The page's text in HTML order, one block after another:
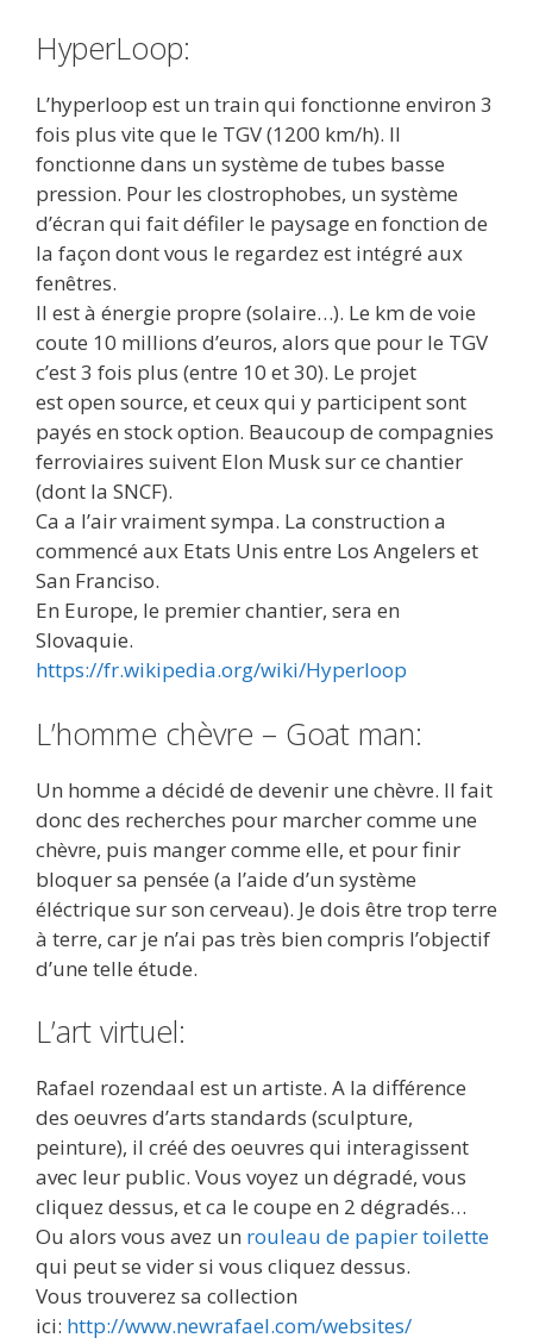
HyperLoop:
L’hyperloop est un train qui fonctionne environ 3
fois plus vite que le TGV (1200 km/h). Il
fonctionne dans un système de tubes basse
pression. Pour les clostrophobes, un système
d’écran qui fait défiler le paysage en fonction de
la façon dont vous le regardez est intégré aux
fenêtres.
Il est à énergie propre (solaire…). Le km de voie
coute 10 millions d’euros, alors que pour le TGV
c’est 3 fois plus (entre 10 et 30). Le projet
est open source, et ceux qui y participent sont
payés en stock option. Beaucoup de compagnies
ferroviaires suivent Elon Musk sur ce chantier
(dont la SNCF).
Ca a l’air vraiment sympa. La construction a
commencé aux Etats Unis entre Los Angelers et
San Franciso.
En Europe, le premier chantier, sera en
Slovaquie.
https://fr.wikipedia.org/wiki/Hyperloop
L’homme chèvre – Goat man:
Un homme a décidé de devenir une chèvre. Il fait
donc des recherches pour marcher comme une
chèvre, puis manger comme elle, et pour finir
bloquer sa pensée (a l’aide d’un système
éléctrique sur son cerveau). Je dois être trop terre
à terre, car je n’ai pas très bien compris l’objectif
d’une telle étude.
L’art virtuel:
Rafael rozendaal est un artiste. A la différence
des oeuvres d’arts standards (sculpture,
peinture), il créé des oeuvres qui interagissent
avec leur public. Vous voyez un dégradé, vous
cliquez dessus, et ca le coupe en 2 dégradés…
Ou alors vous avez un rouleau de papier toilette
qui peut se vider si vous cliquez dessus.
Vous trouverez sa collection
ici: http://www.newrafael.com/websites/